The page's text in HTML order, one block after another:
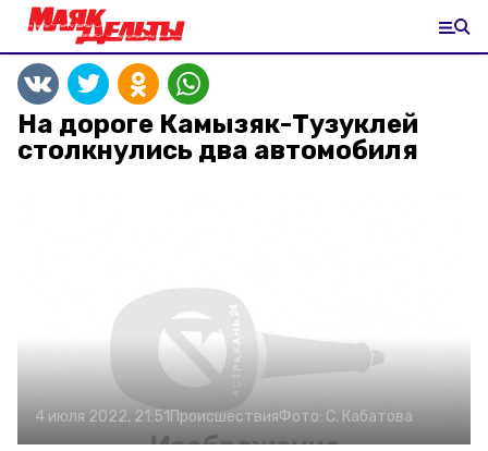
На дороге Камызяк-Тузуклей
столкнулись два автомобиля
4 июля 2022, 21:51 ПроисшествияФото: С. Кабатова